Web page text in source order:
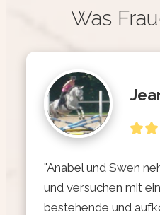
Was
"Anabel und Swen
und versuchen mit
bestehende und